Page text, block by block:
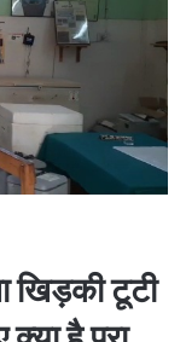
खिड़की टूटी